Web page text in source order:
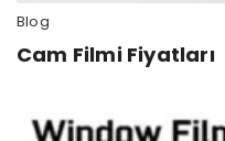
Blog
Cam Filmi Fiyatları